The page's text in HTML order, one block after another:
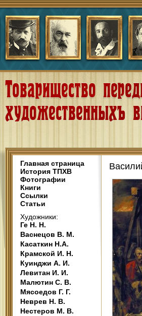
Главная страница
История ТПХВ
Фотографии
Книги
Ссылки
Статьи
Художники:
Ге Н. Н.
Васнецов В. М.
Касаткин Н.А.
Крамской И. Н.
Куинджи А. И.
Левитан И. И.
Малютин С. В.
Мясоедов Г. Г.
Неврев Н. В.
Нестеров М. В.